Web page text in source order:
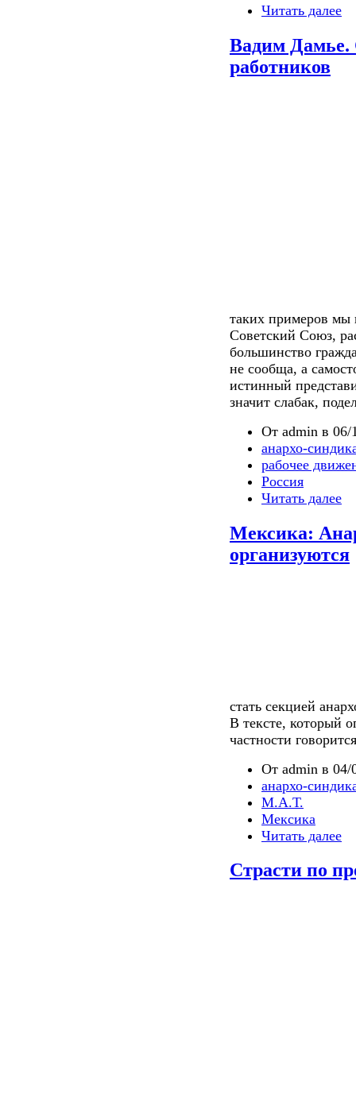
Читать далее
Вадим Дамье.
работников
таких примеров мы
Советский Союз,
большинство
не сообща, а
истинный
значит слабак,
От admin в 06/
анархо-
рабочее
Россия
Читать далее
Мексика:
организуются
стать секцией
В тексте, который
частности
От admin в 04/
анархо-
М.А.Т.
Мексика
Читать далее
Страсти по